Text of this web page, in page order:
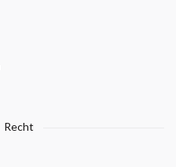
Recht